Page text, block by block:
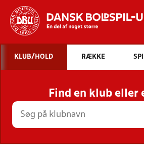
STILLINGER, RESULTATER,
HOLD
KLUB/HOLD RÆKKE
Find en klub eller